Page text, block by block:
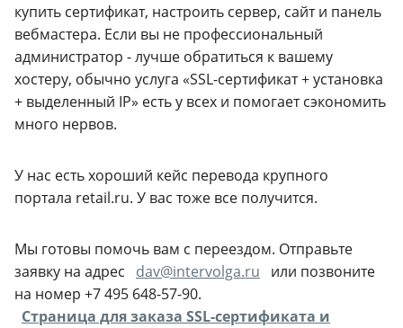
купить сертификат, настроить сервер, сайт и панель
вебмастера. Если вы не профессиональный
администратор - лучше обратиться к вашему
хостеру, обычно услуга «SSL-сертификат + установка
+ выделенный IP» есть у всех и помогает сэкономить
много нервов.
У нас есть хороший кейс перевода крупного
портала retail.ru. У вас тоже все получится.
Мы готовы помочь вам с переездом. Отправьте
заявку на адрес
dav@intervolga.ru
или позвоните
на номер +7 495 648-57-90.
Страница для заказа SSL-сертификата и